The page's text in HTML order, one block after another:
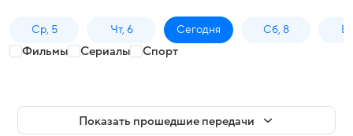
Ср, 5 Чт, 6 Сегодня Сб, 8
Фильмы Сериалы Спорт
Показать прошедшие передачи